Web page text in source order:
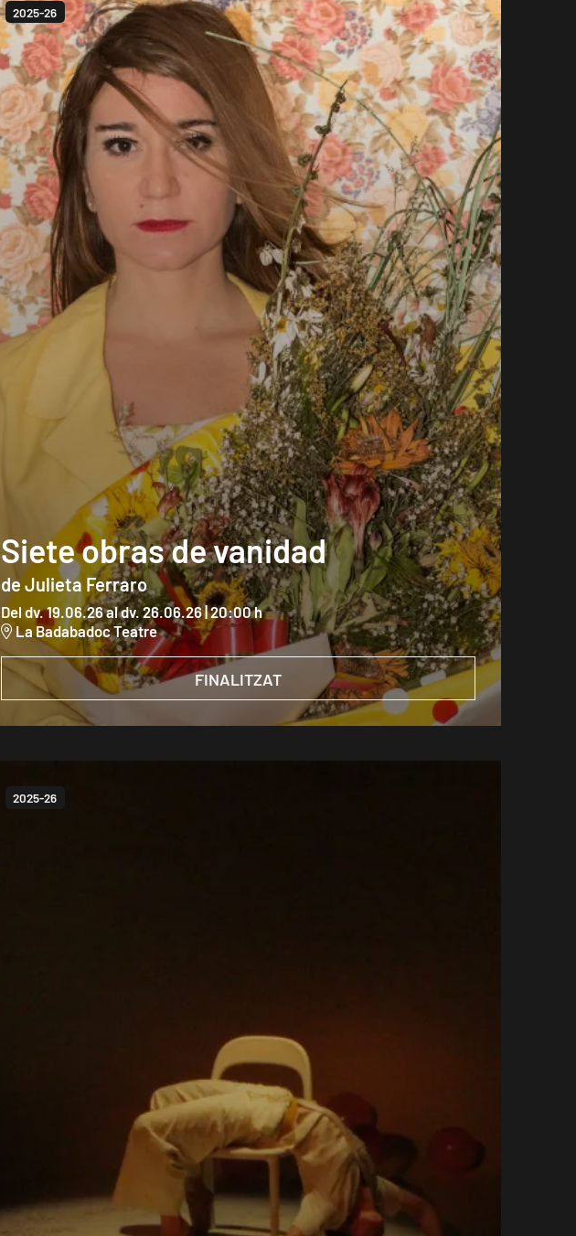
FINALITZAT
2025-26
Siete obras de vanidad
de Julieta Ferraro
Del dv. 19.06.26al dv. 26.06.26|20:00 h
La Badabadoc Teatre
2025-26